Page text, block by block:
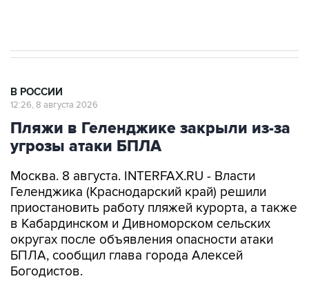
В РОССИИ
12:26, 8 августа 2026
Пляжи в Геленджике закрыли из-за
угрозы атаки БПЛА
Москва. 8 августа. INTERFAX.RU - Власти
Геленджика (Краснодарский край) решили
приостановить работу пляжей курорта, а также
в Кабардинском и Дивноморском сельских
округах после объявления опасности атаки
БПЛА, сообщил глава города Алексей
Богодистов.